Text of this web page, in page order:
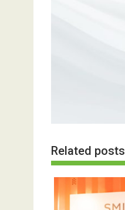
Related posts